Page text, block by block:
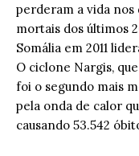
perderam a vida
mortais dos últimos
Somália em 2011
O ciclone Nargis,
foi o segundo mais
pela onda de calor
causando 53.542